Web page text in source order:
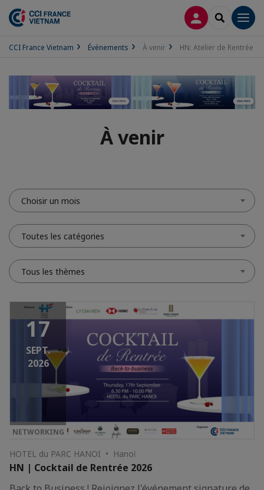
CONNEXION
CCI France Vietnam Événements À venir HN: Atelier de Rentrée
À venir
Choisir un mois
Toutes les catégories
Tous les thèmes
17
SEPT.
2026
NETWORKING
HOTEL du PARC HANOI • Hanoï
HN | Cocktail de Rentrée 2026